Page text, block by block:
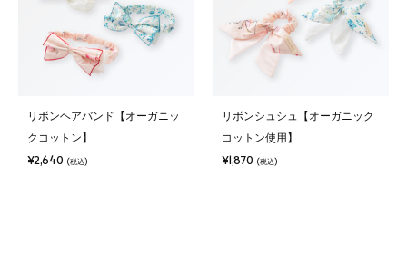
リボンヘアバンド【オーガニッ
クコットン】
¥2,640 (税込)
リボンシュシュ【オーガニック
コットン使用】
¥1,870 (税込)